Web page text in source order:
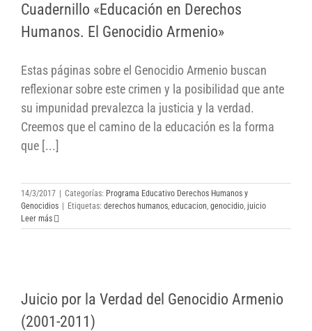
Humanos. El Genocidio Armenio»
Cuadernillo «Educación en Derechos
Humanos. El Genocidio Armenio»
Estas páginas sobre el Genocidio Armenio buscan
reflexionar sobre este crimen y la posibilidad que ante
su impunidad prevalezca la justicia y la verdad.
Creemos que el camino de la educación es la forma
que [...]
14/3/2017 Categorías: Programa Educativo Derechos Humanos y
Genocidios
Etiquetas: derechos humanos, educacion, genocidio, juicio
Leer más
(2001-2011)
Juicio por la Verdad del Genocidio Armenio
(2001-2011)